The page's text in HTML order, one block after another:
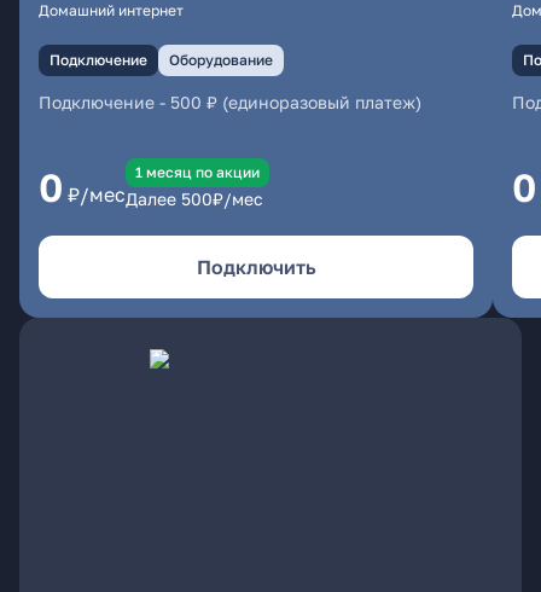
Домашний интернет
Подключение Оборудование
Подключение - 500 ₽ (единоразовый платеж)
0 ₽/мес
1 месяц по акции
Далее 500₽/мес
Подключить
0